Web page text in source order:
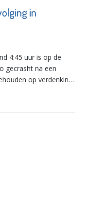
in
4:45 uur is op de
gecrasht na een
op verdenking